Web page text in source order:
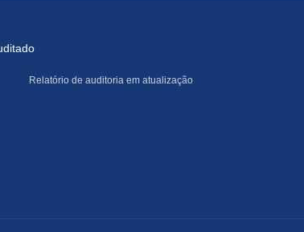
Relatório de auditoria em atualização